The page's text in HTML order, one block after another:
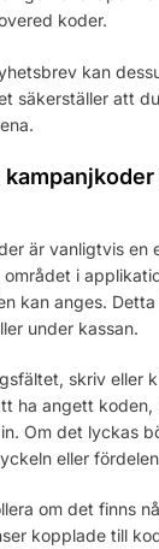
koder.
kan
säkerställer att
är vanligtvis en
i
kan anges.
under kassan.
skriv eller
ha angett
Om det lyckas
eller
om det finns
kopplade till